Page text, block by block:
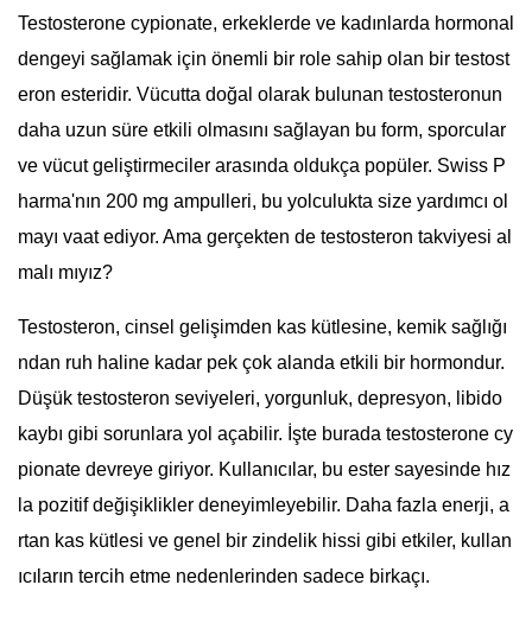
Testosterone cypionate, erkeklerde ve kadınlarda hormonal
dengeyi sağlamak için önemli bir role sahip olan bir testost
eron esteridir. Vücutta doğal olarak bulunan testosteronun
daha uzun süre etkili olmasını sağlayan bu form, sporcular
ve vücut geliştirmeciler arasında oldukça popüler. Swiss P
harma'nın 200 mg ampulleri, bu yolculukta size yardımcı ol
mayı vaat ediyor. Ama gerçekten de testosteron takviyesi al
malı mıyız?
Testosteron, cinsel gelişimden kas kütlesine, kemik sağlığı
ndan ruh haline kadar pek çok alanda etkili bir hormondur.
Düşük testosteron seviyeleri, yorgunluk, depresyon, libido
kaybı gibi sorunlara yol açabilir. İşte burada testosterone cy
pionate devreye giriyor. Kullanıcılar, bu ester sayesinde hız
la pozitif değişiklikler deneyimleyebilir. Daha fazla enerji, a
rtan kas kütlesi ve genel bir zindelik hissi gibi etkiler, kullan
ıcıların tercih etme nedenlerinden sadece birkaçı.